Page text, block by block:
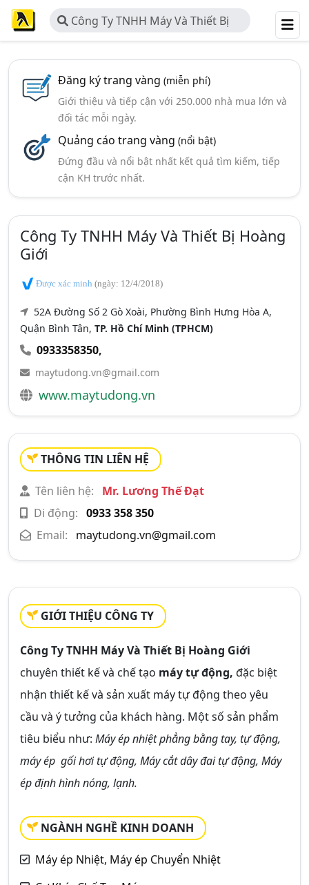
Công Ty TNHH Máy Và Thiết Bị
Hoàng Giới
Đăng ký trang vàng (miễn phí)
Giới thiệu và tiếp cận với 250.000 nhà mua lớn và
đối tác mỗi ngày.
Quảng cáo trang vàng (nổi bật)
Đứng đầu và nổi bật nhất kết quả tìm kiếm, tiếp
cận KH trước nhất.
Công Ty TNHH Máy Và Thiết Bị Hoàng
Giới
Được xác minh (ngày: 12/4/2018)
52A Đường Số 2 Gò Xoài, Phường Bình Hưng Hòa A,
Quận Bình Tân, TP. Hồ Chí Minh (TPHCM)
0933358350,
maytudong.vn@gmail.com
www.maytudong.vn
THÔNG TIN LIÊN HỆ
Tên liên hệ:
Mr. Lương Thế Đạt
Di động: 0933 358 350
Email:
maytudong.vn@gmail.com
GIỚI THIỆU CÔNG TY
Công Ty TNHH Máy Và Thiết Bị Hoàng Giới
chuyên thiết kế và chế tạo máy tự động, đặc biệt
nhận thiết kế và sản xuất máy tự động theo yêu
cầu và ý tưởng của khách hàng. Một số sản phẩm
tiêu biểu như: Máy ép nhiệt phẳng bằng tay, tự động,
máy ép gối hơi tự động, Máy cắt dây đai tự động, Máy
ép định hình nóng, lạnh.
NGÀNH NGHỀ KINH DOANH
Máy ép Nhiệt, Máy ép Chuyển Nhiệt